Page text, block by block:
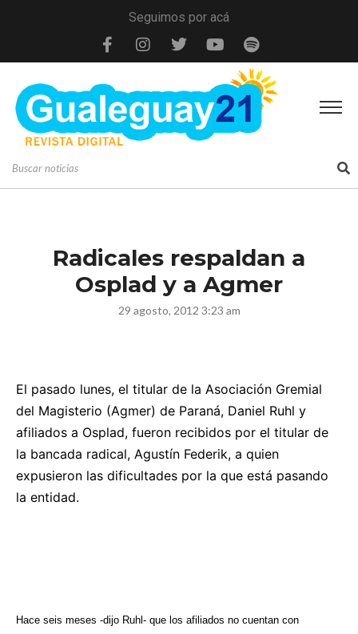
Seguimos por acá
Radicales respaldan a
Osplad y a Agmer
29 agosto, 2012 3:23 am
El pasado lunes, el titular de la Asociación Gremial
del Magisterio (Agmer) de Paraná, Daniel Ruhl y
afiliados a Osplad, fueron recibidos por el titular de
la bancada radical, Agustín Federik, a quien
expusieron las dificultades por la que está pasando
la entidad.
Hace seis meses -dijo Ruhl- que los afiliados no cuentan con